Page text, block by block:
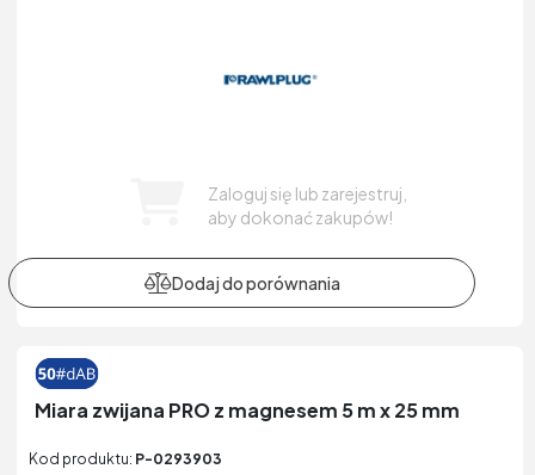
Zaloguj się lub zarejestruj,
aby dokonać zakupów!
Miara zwijana PRO z magnesem 5 m x 25 mm
Kod produktu: P-0293903